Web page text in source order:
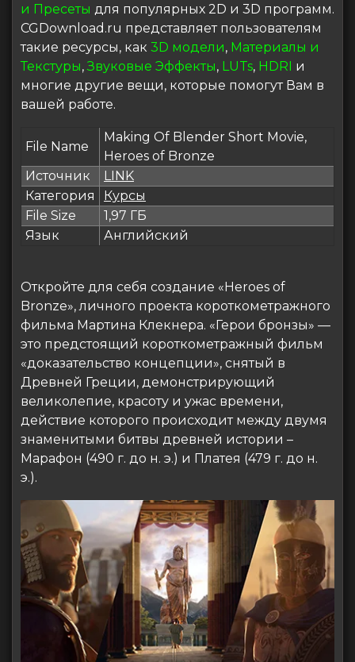
и Пресеты для популярных 2D и 3D программ.
CGDownload.ru представляет пользователям
такие ресурсы, как 3D модели, Материалы и
Текстуры,Звуковые Эффекты, LUTs, HDRI и
многие другие вещи, которые помогут Вам в
вашей работе.
File Name
Making Of Blender Short Movie,
Heroes of Bronze
Источник
LINK
Категория
Курсы
File Size
1,97 ГБ
Язык
Английский
Откройте для себя создание «Heroes of
Bronze», личного проекта короткометражного
фильма Мартина Клекнера. «Герои бронзы» —
это предстоящий короткометражный фильм
«доказательство концепции», снятый в
Древней Греции, демонстрирующий
великолепие, красоту и ужас времени,
действие которого происходит между двумя
знаменитыми битвы древней истории –
Марафон (490 г. до н. э.) и Платея (479 г. до н.
э.).